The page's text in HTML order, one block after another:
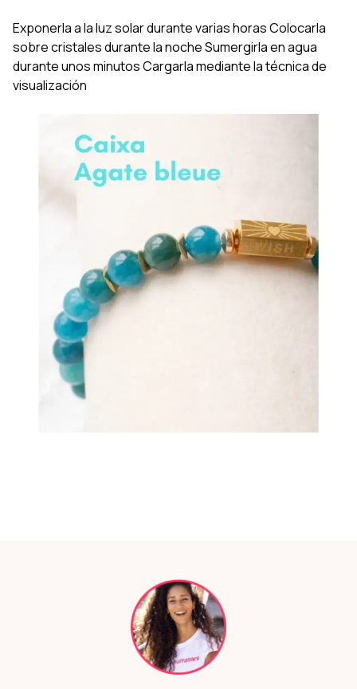
Exponerla a la luz solar durante varias horas Colocarla
sobre cristales durante la noche Sumergirla en agua
durante unos minutos Cargarla mediante la técnica de
visualización